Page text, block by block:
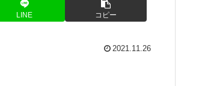
LINE コピー
2021.11.26